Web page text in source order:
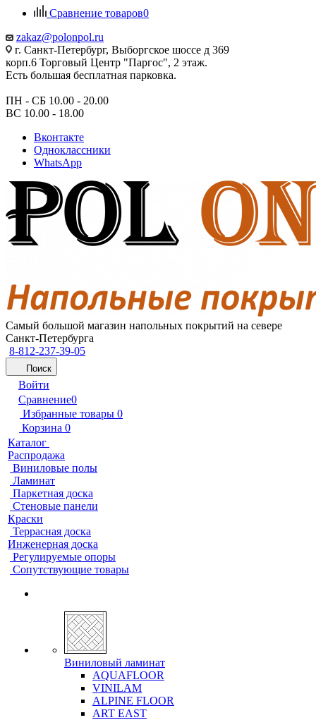
Сравнение товаров0
zakaz@polonpol.ru
г. Санкт-Петербург, Выборгское шоссе д 369
корп.6 Торговый Центр "Паргос", 2 этаж.
Есть большая бесплатная парковка.
ПН - СБ 10.00 - 20.00
ВС 10.00 - 18.00
Вконтакте
Одноклассники
WhatsApp
Самый большой магазин напольных покрытий на севере
Санкт-Петербурга
8-812-237-39-05
Поиск
Войти
Сравнение0
Избранные товары 0
Корзина 0
Каталог
Распродажа
Виниловые полы
Ламинат
Паркетная доска
Стеновые панели
Краски
Террасная доска
Инженерная доска
Регулируемые опоры
Сопутствующие товары
Виниловый ламинат
AQUAFLOOR
VINILAM
ALPINE FLOOR
ART EAST